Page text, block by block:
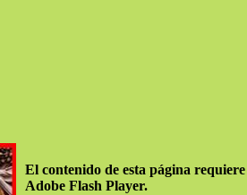
El contenido de esta página
Adobe Flash Player.